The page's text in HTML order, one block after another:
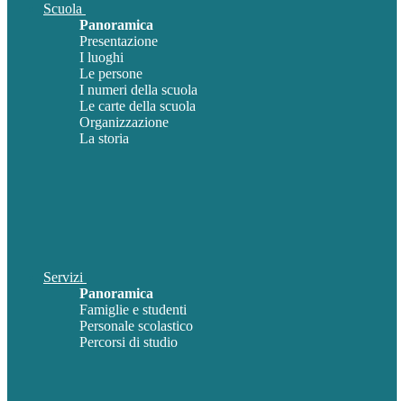
Scuola
Panoramica
Presentazione
I luoghi
Le persone
I numeri della scuola
Le carte della scuola
Organizzazione
La storia
Servizi
Panoramica
Famiglie e studenti
Personale scolastico
Percorsi di studio